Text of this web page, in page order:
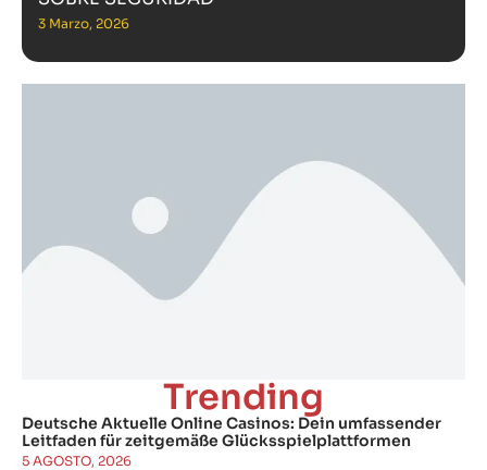
3 Marzo, 2026
Trending
Deutsche Aktuelle Online Casinos: Dein umfassender
Leitfaden für zeitgemäße Glücksspielplattformen
5 AGOSTO, 2026